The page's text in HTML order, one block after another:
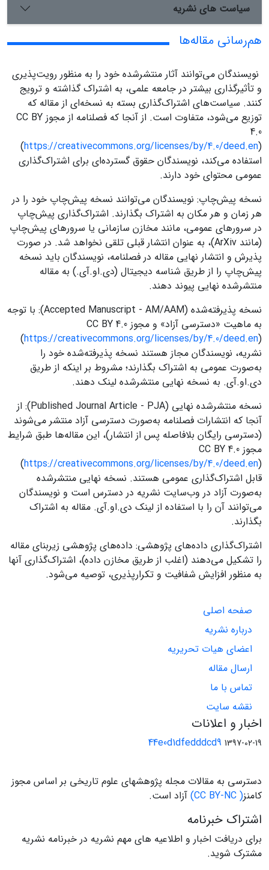
سیاست های نشریه
هم‌رسانی مقاله‌ها
نویسندگان می‌توانند آثار منتشرشده خود را به منظور رویت‌پذیری
و تأثیرگذاری بیشتر در جامعه علمی، به اشتراک گذاشته و ترویج
کنند. سیاست‌های اشتراک‌گذاری بسته به نسخه‌ای از مقاله که
توزیع می‌شود، متفاوت است. از آنجا که فصلنامه از مجوز CC BY
4.0
(https://creativecommons.org/licenses/by/4.0/deed.en)
استفاده می‌کند، نویسندگان حقوق گسترده‌ای برای اشتراک‌گذاری
عمومی محتوای خود دارند.
نسخه پیش‌چاپ: نویسندگان می‌توانند نسخه پیش‌چاپ خود را در
هر زمان و هر مکان به اشتراک بگذارند. اشتراک‌گذاری پیش‌چاپ
در سرورهای عمومی، مانند مخازن سازمانی یا سرورهای پیش‌چاپ
(مانند ArXiv)، به عنوان انتشار قبلی تلقی نخواهد شد. در صورت
پذیرش و انتشار نهایی مقاله در فصلنامه، نویسندگان باید نسخه
پیش‌چاپ را از طریق شناسه دیجیتال (دی.او.آی.) به مقاله
منتشرشده نهایی پیوند دهند.
نسخه پذیرفته‌شده (Accepted Manuscript - AM/AAM): با توجه
به ماهیت «دسترسی آزاد» و مجوز CC BY 4.0
(https://creativecommons.org/licenses/by/4.0/deed.en)
نشریه، نویسندگان مجاز هستند نسخه پذیرفته‌شده خود را
به‌صورت عمومی به اشتراک بگذارند؛ مشروط بر اینکه از طریق
دی.او.آی. به نسخه نهایی منتشرشده لینک دهند.
نسخه منتشرشده نهایی (Published Journal Article - PJA): از
آنجا که انتشارات فصلنامه به‌صورت دسترسی آزاد منتشر می‌شوند
(دسترسی رایگان بلافاصله پس از انتشار)، این مقاله‌ها طبق شرایط
مجوز CC BY 4.0
(https://creativecommons.org/licenses/by/4.0/deed.en)
قابل اشتراک‌گذاری عمومی هستند. نسخه نهایی منتشرشده
به‌صورت آزاد در وب‌سایت نشریه در دسترس است و نویسندگان
می‌توانند آن را با استفاده از لینک دی.او.آی. مقاله به اشتراک
بگذارند.
اشتراک‌گذاری داده‌های پژوهشی: داده‌های پژوهشی زیربنای مقاله
را تشکیل می‌دهند (اغلب از طریق مخازن داده)، اشتراک‌گذاری آنها
به منظور افزایش شفافیت و تکرارپذیری، توصیه می‌شود.
صفحه اصلی
درباره نشریه
اعضای هیات تحریریه
ارسال مقاله
تماس با ما
نقشه سایت
اخبار و اعلانات
44e0d1dfedddcd9 1397-02-19
دسترسی به مقالات مجله پژوهشهای علوم تاریخی بر اساس مجوز
کامنز( CC BY-NC) آزاد است.
اشتراک خبرنامه
برای دریافت اخبار و اطلاعیه های مهم نشریه در خبرنامه نشریه
مشترک شوید.